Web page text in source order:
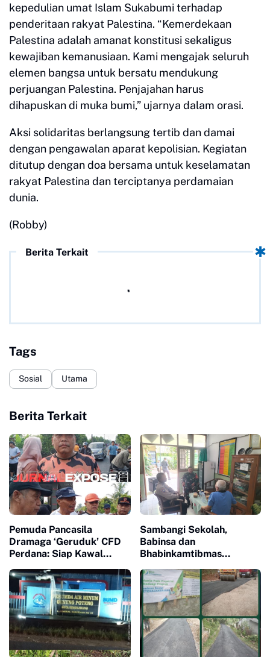
kepedulian umat Islam Sukabumi terhadap
penderitaan rakyat Palestina. “Kemerdekaan
Palestina adalah amanat konstitusi sekaligus
kewajiban kemanusiaan. Kami mengajak seluruh
elemen bangsa untuk bersatu mendukung
perjuangan Palestina. Penjajahan harus
dihapuskan di muka bumi,” ujarnya dalam orasi.
Aksi solidaritas berlangsung tertib dan damai
dengan pengawalan aparat kepolisian. Kegiatan
ditutup dengan doa bersama untuk keselamatan
rakyat Palestina dan terciptanya perdamaian
dunia.
(Robby)
Berita Terkait
Tags
Sosial Utama
Berita Terkait
Pemuda Pancasila
Dramaga ‘Geruduk’ CFD
Perdana: Siap Kawal
Warga Melek Semua
Sambangi Sekolah,
Babinsa dan
Bhabinkamtibmas
Edukatif kepada Kepala
Sekolah